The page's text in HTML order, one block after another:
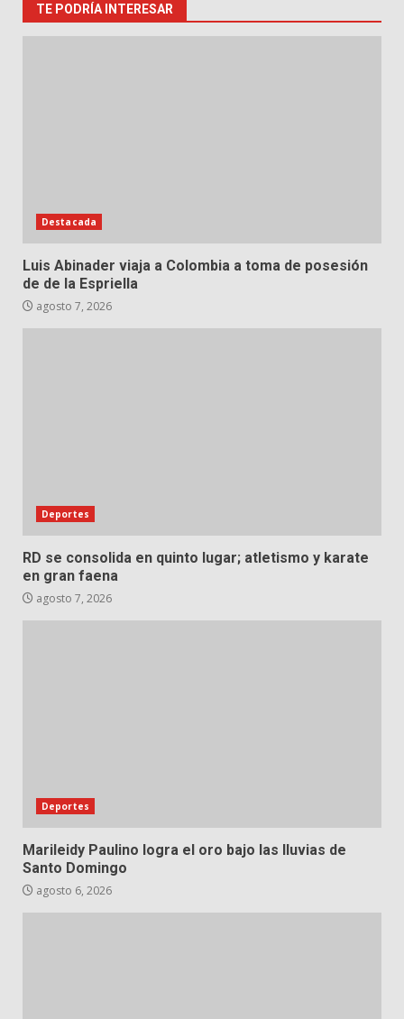
TE PODRÍA INTERESAR
Destacada
Luis Abinader viaja a Colombia a toma de posesión
de de la Espriella
agosto 7, 2026
Deportes
RD se consolida en quinto lugar; atletismo y karate
en gran faena
agosto 7, 2026
Deportes
Marileidy Paulino logra el oro bajo las lluvias de
Santo Domingo
agosto 6, 2026